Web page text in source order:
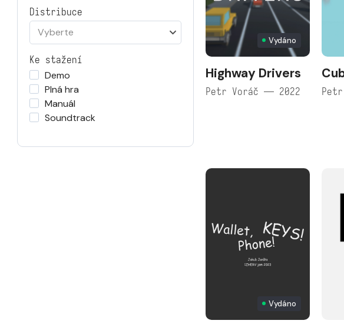
Distribuce
Vyberte
Ke stažení
Demo
Plná hra
Manuál
Soundtrack
Vydáno
Highway Drivers
Petr Voráč — 2022
Vydáno